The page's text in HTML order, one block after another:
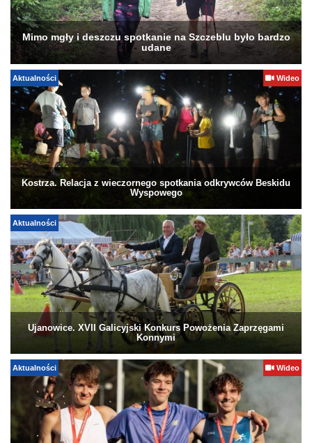
Mimo mgły i deszczu spotkanie na Szczeblu było bardzo
udane
Aktualności Wideo
Kostrza. Relacja z wieczornego spotkania odkrywców Beskidu
Wyspowego
Aktualności
Ujanowice. XVII Galicyjski Konkurs Powożenia Zaprzęgami
Konnymi
Aktualności Wideo